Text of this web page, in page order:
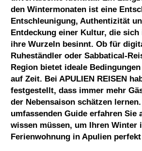
den Wintermonaten ist eine
Entschleunigung, Authentizität
Entdeckung einer Kultur, die
ihre Wurzeln besinnt. Ob für
Ruheständler oder Sabbatical-
Region bietet ideale
auf Zeit. Bei APULIEN REISEN
festgestellt, dass immer mehr
der Nebensaison schätzen
umfassenden Guide erfahren Sie
wissen müssen, um Ihren Winter
Ferienwohnung in Apulien